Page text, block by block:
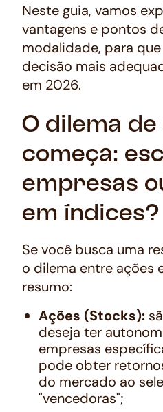
Neste guia, vamos
vantagens e pontos
modalidade, para
decisão mais
em 2026.
O dilema de
começa:
empresas
em índices?
Se você busca uma
o dilema entre ações
resumo:
Ações (Stocks):
deseja ter
empresas
pode obter
do mercado ao
"vencedoras";